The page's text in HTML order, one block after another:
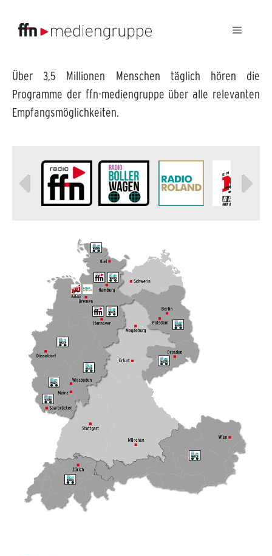
Über 3,5 Millionen Menschen täglich hören die
Programme der ffn-mediengruppe über alle relevanten
Empfangsmöglichkeiten.